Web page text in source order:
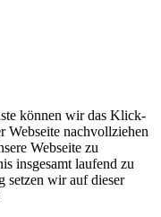
können wir das Klick-
Webseite nachvollziehen
Webseite zu
insgesamt laufend zu
setzen wir auf dieser